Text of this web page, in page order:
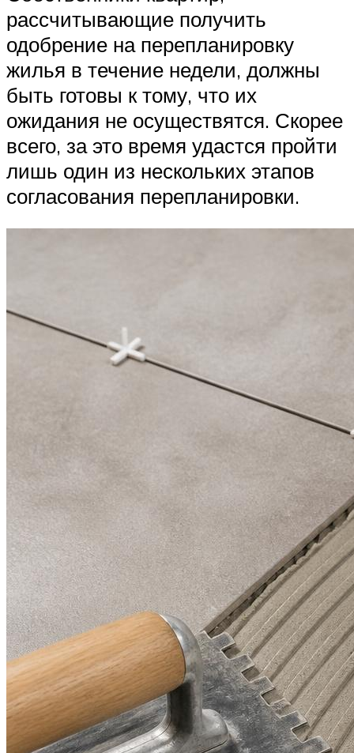
рассчитывающие получить
одобрение на перепланировку
жилья в течение недели, должны
быть готовы к тому, что их
ожидания не осуществятся. Скорее
всего, за это время удастся пройти
лишь один из нескольких этапов
согласования перепланировки.